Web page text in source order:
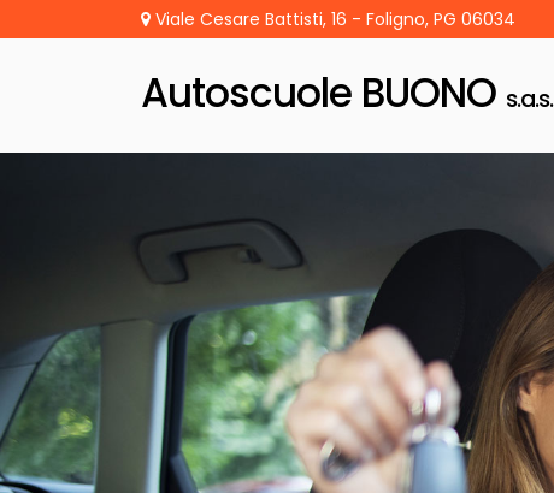
Viale Cesare Battisti, 16 - Foligno, PG 06034
Autoscuole BUONO s.a.s.